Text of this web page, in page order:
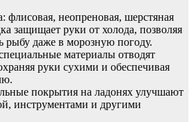
флисовая, неопреновая, шерстяная
защищает руки от холода, позволяя
рыбу даже в морозную погоду.
материалы отводят
руки сухими и обеспечивая
покрытия на ладонях улучшают
инструментами и другими